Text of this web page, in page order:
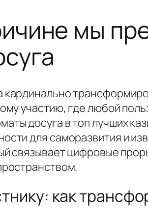
мы
участию, где любой
досуга в топ лучших
для саморазвития и
связывает цифровые
как